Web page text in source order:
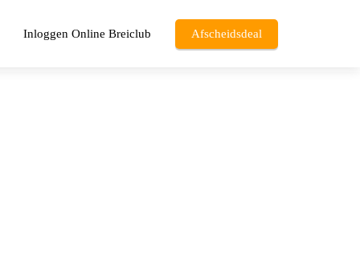
Inloggen Online Breiclub Afscheidsdeal